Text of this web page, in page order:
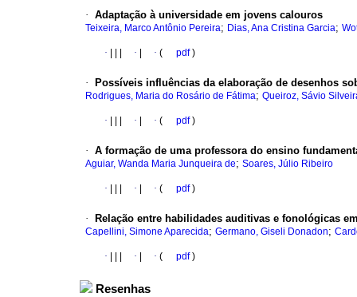
· Adaptação à universidade em jovens calouros
Teixeira, Marco Antônio Pereira; Dias, Ana Cristina Garcia;
· · · ( pdf)
· Possíveis influências da elaboração de desenhos
Rodrigues, Maria do Rosário de Fátima; Queiroz, Sávio
· · · ( pdf)
· A formação de uma professora do ensino
Aguiar, Wanda Maria Junqueira de; Soares, Júlio Ribeiro
· · · ( pdf)
· Relação entre habilidades auditivas e fonológicas
Capellini, Simone Aparecida; Germano, Giseli Donadon;
· · · ( pdf)
Resenhas